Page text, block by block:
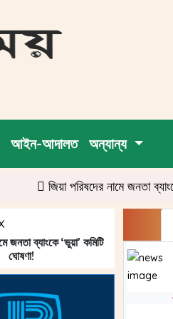
আইন-আদালত অন্যান্য
জিয়া পরিষদের নামে জনতা ব্যাংকে
জনতা ব্যাংকে ‘ভুয়া’ কমিটি
ঘোষণা!